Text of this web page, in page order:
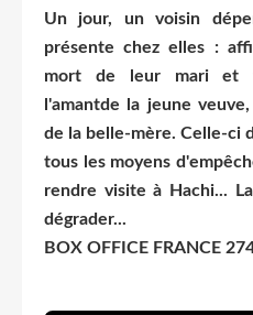
Un jour, un voisin
présente chez elles :
mort de leur mari et
l'amantde la jeune
de la belle-mère. Celle-ci
tous les moyens
rendre visite à Hachi...
dégrader...
BOX OFFICE FRANCE